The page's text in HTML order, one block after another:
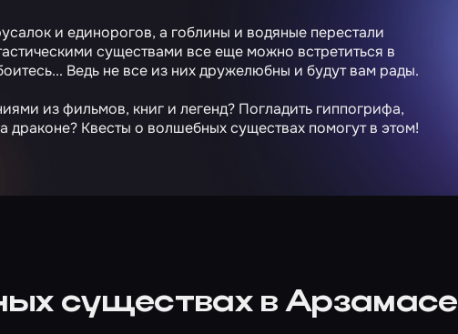
и единорогов, а гоблины и водяные перестали
существами все еще можно встретиться в
Ведь не все из них дружелюбны и будут вам рады.
из фильмов, книг и легенд? Погладить гиппогрифа,
драконе? Квесты о волшебных существах помогут в этом!
существах в Арзамасе